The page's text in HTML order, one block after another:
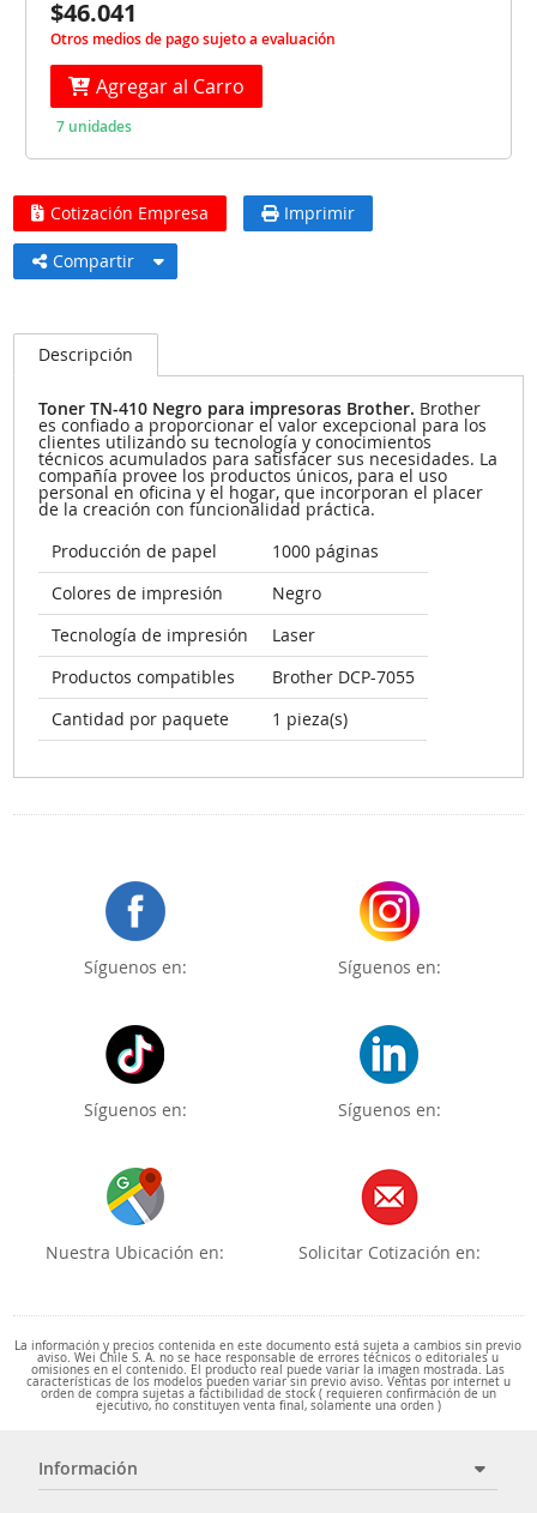
$46.041
Otros medios de pago sujeto a evaluación
Agregar al Carro
7 unidades
Cotización Empresa Imprimir
Compartir
Descripción
Toner TN-410 Negro para impresoras Brother. Brother
es confiado a proporcionar el valor excepcional para los
clientes utilizando su tecnología y conocimientos
técnicos acumulados para satisfacer sus necesidades. La
compañía provee los productos únicos, para el uso
personal en oficina y el hogar, que incorporan el placer
de la creación con funcionalidad práctica.
Producción de papel
1000 páginas
Colores de impresión
Negro
Tecnología de impresión
Laser
Productos compatibles
Brother DCP-7055
Cantidad por paquete
1 pieza(s)
Síguenos en: Síguenos en:
Síguenos en: Síguenos en:
Nuestra Ubicación en: Solicitar Cotización en:
La información y precios contenida en este documento está sujeta a cambios sin previo
aviso. Wei Chile S. A. no se hace responsable de errores técnicos o editoriales u
omisiones en el contenido. El producto real puede variar la imagen mostrada. Las
características de los modelos pueden variar sin previo aviso. Ventas por internet u
orden de compra sujetas a factibilidad de stock ( requieren confirmación de un
ejecutivo, no constituyen venta final, solamente una orden )
Información